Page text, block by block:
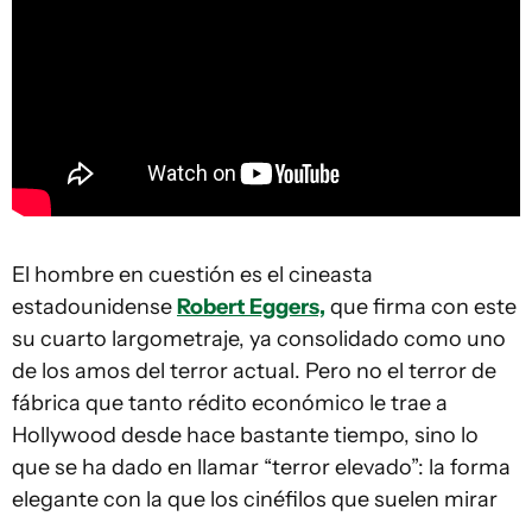
El hombre en cuestión es el cineasta
estadounidenseRobert Eggers, que firma con este
su cuarto largometraje, ya consolidado como uno
de los amos del terror actual. Pero no el terror de
fábrica que tanto rédito económico le trae a
Hollywood desde hace bastante tiempo, sino lo
que se ha dado en llamar “terror elevado”: la forma
elegante con la que los cinéfilos que suelen mirar